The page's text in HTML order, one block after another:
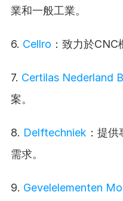
業和一般工業。
6. Cellro ：致力於
7. Certilas Nederland
案。
8. Delftechniek ：提
需求。
9. Gevelelementen